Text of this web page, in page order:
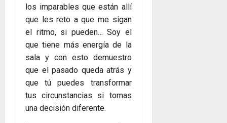
los imparables que están allí
que les reto a que me sigan
el ritmo, si pueden… Soy el
que tiene más energía de la
sala y con esto demuestro
que el pasado queda atrás y
que tú puedes transformar
tus circunstancias si tomas
una decisión diferente.